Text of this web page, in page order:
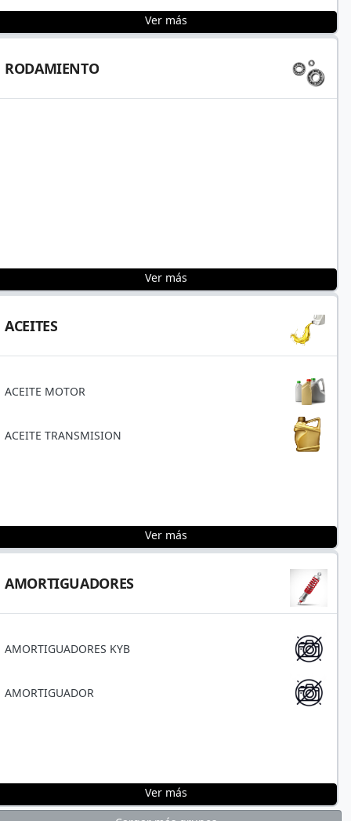
Ver más
RODAMIENTO
Ver más
ACEITES
ACEITE MOTOR
ACEITE TRANSMISION
Ver más
AMORTIGUADORES
AMORTIGUADORES KYB
AMORTIGUADOR
Ver más